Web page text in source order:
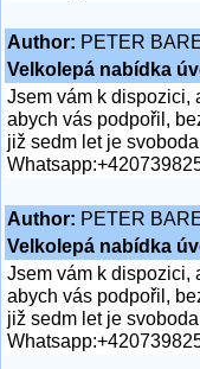
Author: PETER
Velkolepá nabídka
Jsem vám k dispozici,
abych vás podpořil,
již sedm let je
Author: PETER
Velkolepá nabídka
Jsem vám k dispozici,
abych vás podpořil,
již sedm let je